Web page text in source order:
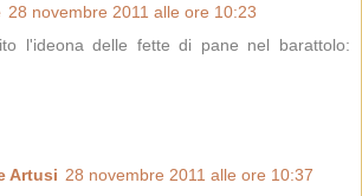
28 novembre 2011 alle ore 10:23
l'ideona delle fette di pane nel barattolo:
Artusi 28 novembre 2011 alle ore 10:37